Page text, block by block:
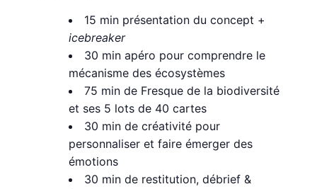
15 min présentation du concept +
icebreaker
30 min apéro pour comprendre le
mécanisme des écosystèmes
75 min de Fresque de la biodiversité
et ses 5 lots de 40 cartes
30 min de créativité pour
personnaliser et faire émerger des
émotions
30 min de restitution, débrief &